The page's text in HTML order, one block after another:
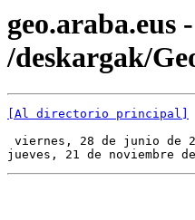
geo.araba.eus -
/deskargak/
[Al directorio principal]
viernes, 28 de junio
jueves, 21 de